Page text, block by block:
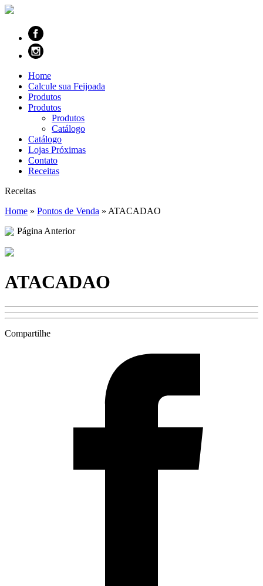
Home
Calcule sua Feijoada
Produtos
Produtos
Produtos
Catálogo
Catálogo
Lojas Próximas
Contato
Receitas
Receitas
Home » Pontos de Venda » ATACADAO
Página Anterior
ATACADAO
Compartilhe